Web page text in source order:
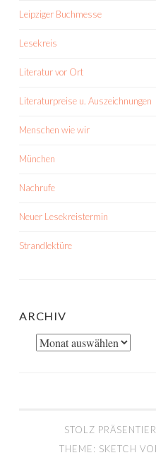
Leipziger Buchmesse
Lesekreis
Literatur vor Ort
Literaturpreise u. Auszeichnungen
Menschen wie wir
München
Nachrufe
Neuer Lesekreistermin
Strandlektüre
ARCHIV
Archiv
STOLZ
THEME: SKETCH